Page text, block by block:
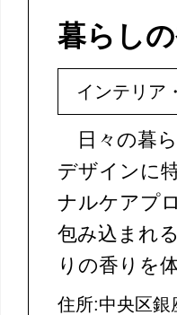
暮らし
インテリア
日々の暮
デザインに
ナルケアプ
包み込まれ
りの香りを
住所:中央区